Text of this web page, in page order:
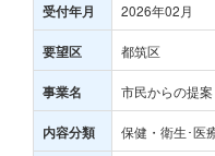
受付年月 2026年02月
要望区 都筑区
事業名 市民からの提案
内容分類 保健・衛生･医